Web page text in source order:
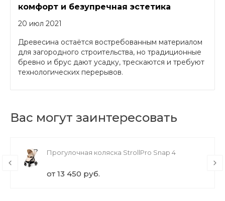
комфорт и безупречная эстетика
20 июл 2021
Древесина остаётся востребованным материалом
для загородного строительства, но традиционные
бревно и брус дают усадку, трескаются и требуют
технологических перерывов.
Вас могут заинтересовать
Прогулочная коляска StrollPro Snap 4
от 13 450 руб.